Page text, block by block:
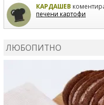
КАРДАШЕВ
печени картофи
ЛЮБОПИТНО